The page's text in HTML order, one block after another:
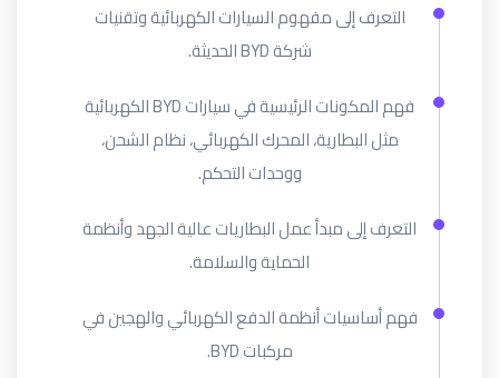
التعرف إلى مفهوم السيارات الكهربائية وتقنيات
شركة BYD الحديثة.
فهم المكونات الرئيسية في سيارات BYD الكهربائية
مثل البطارية، المحرك الكهربائي، نظام الشحن،
ووحدات التحكم.
التعرف إلى مبدأ عمل البطاريات عالية الجهد وأنظمة
الحماية والسلامة.
فهم أساسيات أنظمة الدفع الكهربائي والهجين في
مركبات BYD.